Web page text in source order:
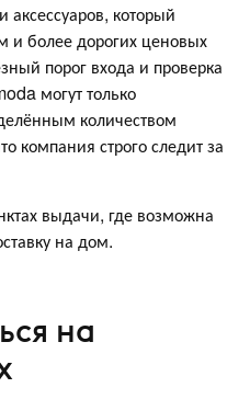
который
и более дорогих ценовых
порог входа и проверка
могут только
количеством
компания строго следит за
выдачи, где возможна
на дом.
на